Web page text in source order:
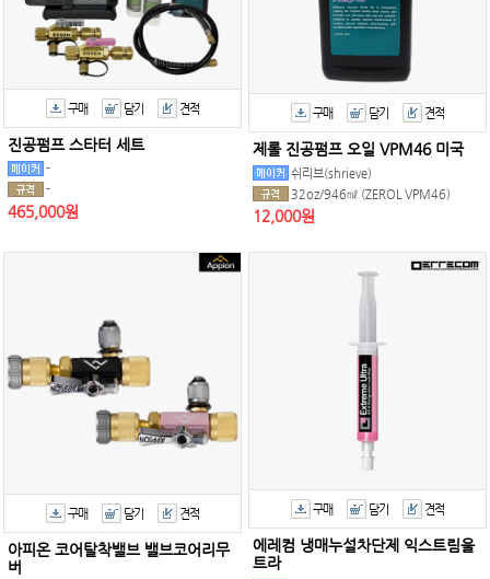
구매 담기 견적
진공펌프 스타터 세트
-
-
465,000원
구매 담기 견적
제롤 진공펌프 오일 VPM46 미국
쉬리브(shrieve)
32oz/946㎖ (ZEROL VPM46)
12,000원
구매 담기 견적
아피온 코어탈착밸브 밸브코어리무
버
구매 담기 견적
에레컴 냉매누설차단제 익스트림울
트라